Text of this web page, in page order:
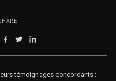
témoignages concordants :